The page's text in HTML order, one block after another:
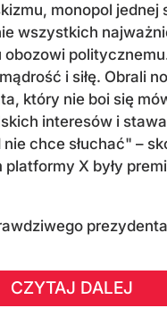
monopol jednej
wszystkich
i siłę. Obrali
który nie boi się
interesów i
chce słuchać" –
X były
CZYTAJ DALEJ